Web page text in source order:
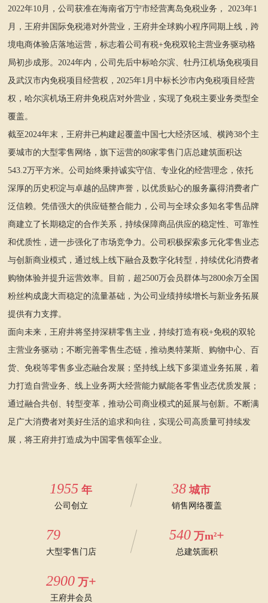
2022年10月，公司获准在海南省万宁市经营离岛免税业务， 2023年1
月，王府井国际免税港对外营业，王府井全球购小程序同期上线，跨
境电商体验店落地运营，标志着公司有税+免税双轮主营业务驱动格
局初步成形。2024年内，公司先后中标哈尔滨、牡丹江机场免税项目
及武汉市内免税项目经营权，2025年1月中标长沙市内免税项目经营
权，哈尔滨机场王府井免税店对外营业，实现了免税主要业务类型全
覆盖。
截至2024年末，王府井已构建起覆盖中国七大经济区域、横跨38个主
要城市的大型零售网络，旗下运营的80家零售门店总建筑面积达
543.2万平方米。公司始终秉持诚实守信、专业化的经营理念，依托
深厚的历史积淀与卓越的品牌声誉，以优质贴心的服务赢得消费者广
泛信赖。凭借强大的供应链整合能力，公司与全球众多知名零售品牌
商建立了长期稳定的合作关系，持续保障商品供应的稳定性、可靠性
和优质性，进一步强化了市场竞争力。公司积极探索多元化零售业态
与创新商业模式，通过线上线下融合及数字化转型，持续优化消费者
购物体验并提升运营效率。目前，超2500万会员群体与2800余万全国
粉丝构成庞大而稳定的流量基础，为公司业绩持续增长与新业务拓展
提供有力支撑。
面向未来，王府井将坚持深耕零售主业，持续打造有税+免税的双轮
主营业务驱动；不断完善零售生态链，推动奥特莱斯、购物中心、百
货、免税等零售多业态融合发展；坚持线上线下多渠道业务拓展，着
力打造自营业务、线上业务两大经营能力赋能各零售业态优质发展；
通过融合共创、转型变革，推动公司商业模式的延展与创新。不断满
足广大消费者对美好生活的追求和向往，实现公司高质量可持续发
展，将王府井打造成为中国零售领军企业。
1955 年
公司创立
38 城市
销售网络覆盖
79
大型零售门店
540 万m²+
总建筑面积
2900 万+
王府井会员